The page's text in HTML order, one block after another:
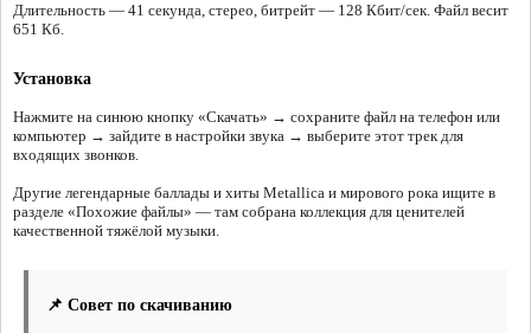
Длительность — 41 секунда, стерео, битрейт — 128 Кбит/сек. Файл весит
651 Кб.
Установка
Нажмите на синюю кнопку «Скачать» → сохраните файл на телефон или
компьютер → зайдите в настройки звука → выберите этот трек для
входящих звонков.
Другие легендарные баллады и хиты Metallica и мирового рока ищите в
разделе «Похожие файлы» — там собрана коллекция для ценителей
качественной тяжёлой музыки.
📌 Совет по скачиванию